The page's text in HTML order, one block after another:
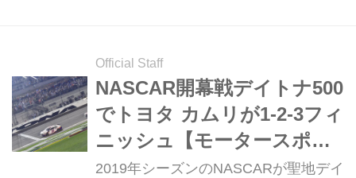
Official Staff
NASCAR開幕戦デイトナ500
でトヨタ カムリが1-2-3フィ
ニッシュ【モータースポー
ツ】
2019年シーズンのNASCARが聖地デイ